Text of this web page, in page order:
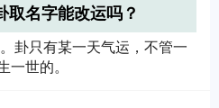
取名字能改运吗？
卦只有某一天气运，不管一
世的。